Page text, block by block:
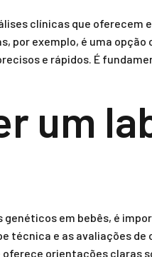
clínicas que oferecem
por exemplo, é uma
e rápidos. É
um
em bebês, é
técnica e as avaliações
orientações claras